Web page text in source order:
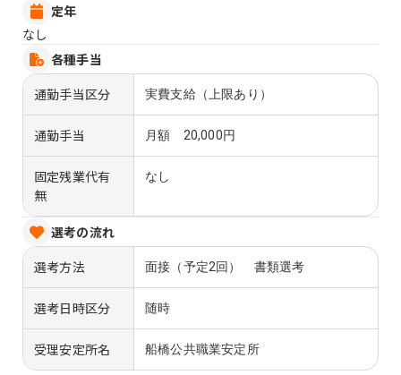
定年
なし
各種手当
通勤手当区分
実費支給（上限あり）
通勤手当 月額 20,000円
固定残業代有
無
なし
選考の流れ
選考方法
面接（予定2回） 書類選考
選考日時区分 随時
受理安定所名 船橋公共職業安定所